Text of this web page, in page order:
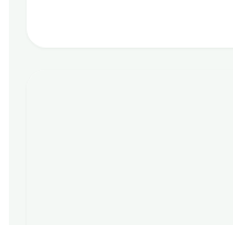
Барнхаус Лес и Горы»